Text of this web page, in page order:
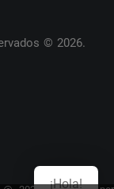
© 2026.
¡Hola!